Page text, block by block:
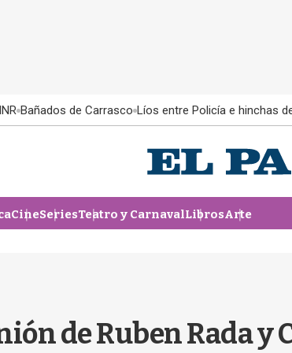
Bañados de Carrasco Líos entre Policía e hinchas
CineSeriesTeatro y CarnavalLibrosArte
de Ruben Rada y